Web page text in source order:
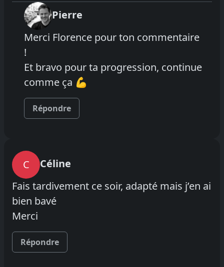
Pierre
Merci Florence pour ton commentaire
!
Et bravo pour ta progression, continue
comme ça 💪
Répondre
C
Céline
Fais tardivement ce soir, adapté mais j’en ai
bien bavé
Merci
Répondre